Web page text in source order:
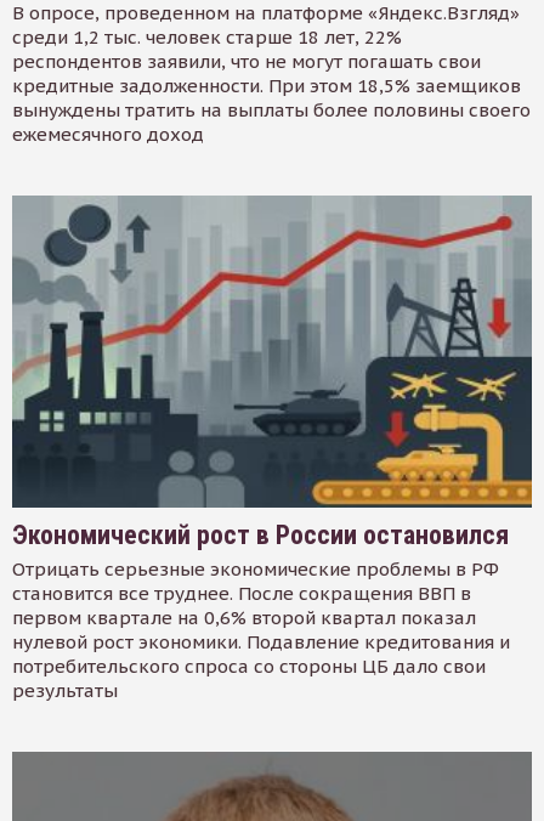
В опросе, проведенном на платформе «Яндекс.Взгляд»
среди 1,2 тыс. человек старше 18 лет, 22%
респондентов заявили, что не могут погашать свои
кредитные задолженности. При этом 18,5% заемщиков
вынуждены тратить на выплаты более половины своего
ежемесячного доход
Экономический рост в России остановился
Отрицать серьезные экономические проблемы в РФ
становится все труднее. После сокращения ВВП в
первом квартале на 0,6% второй квартал показал
нулевой рост экономики. Подавление кредитования и
потребительского спроса со стороны ЦБ дало свои
результаты